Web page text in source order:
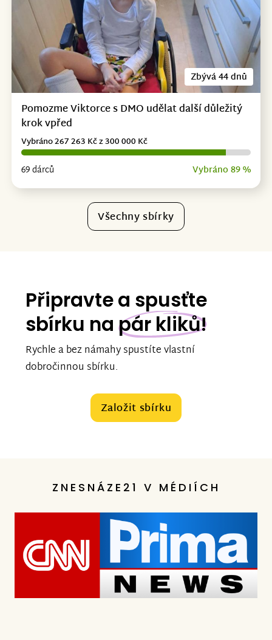
Zbývá 44 dnů
Pomozme Viktorce s DMO udělat další důležitý
krok vpřed
69 dárců Vybráno 89 %
Vybráno 267 263 Kč z 300 000 Kč
Všechny sbírky
Připravte a spusťte
sbírku na pár kliků!
Rychle a bez námahy spustíte vlastní
dobročinnou sbírku.
Založit sbírku
ZNESNÁZE21 V MÉDIÍCH